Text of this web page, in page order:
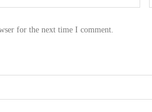
for the next time I comment.